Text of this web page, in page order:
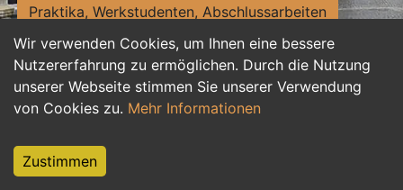
Wir verwenden Cookies, um Ihnen eine bessere
Nutzererfahrung zu ermöglichen. Durch die Nutzung
unserer Webseite stimmen Sie unserer Verwendung
von Cookies zu. Mehr Informationen
Zustimmen
Praktika, Werkstudenten, Abschlussarbeiten
Personalwesen Assistenz, Sekretariat
Hilfskräfte, Aushilfs- und Nebenjobs
Weiterbildung, Studium, duale Ausbildung